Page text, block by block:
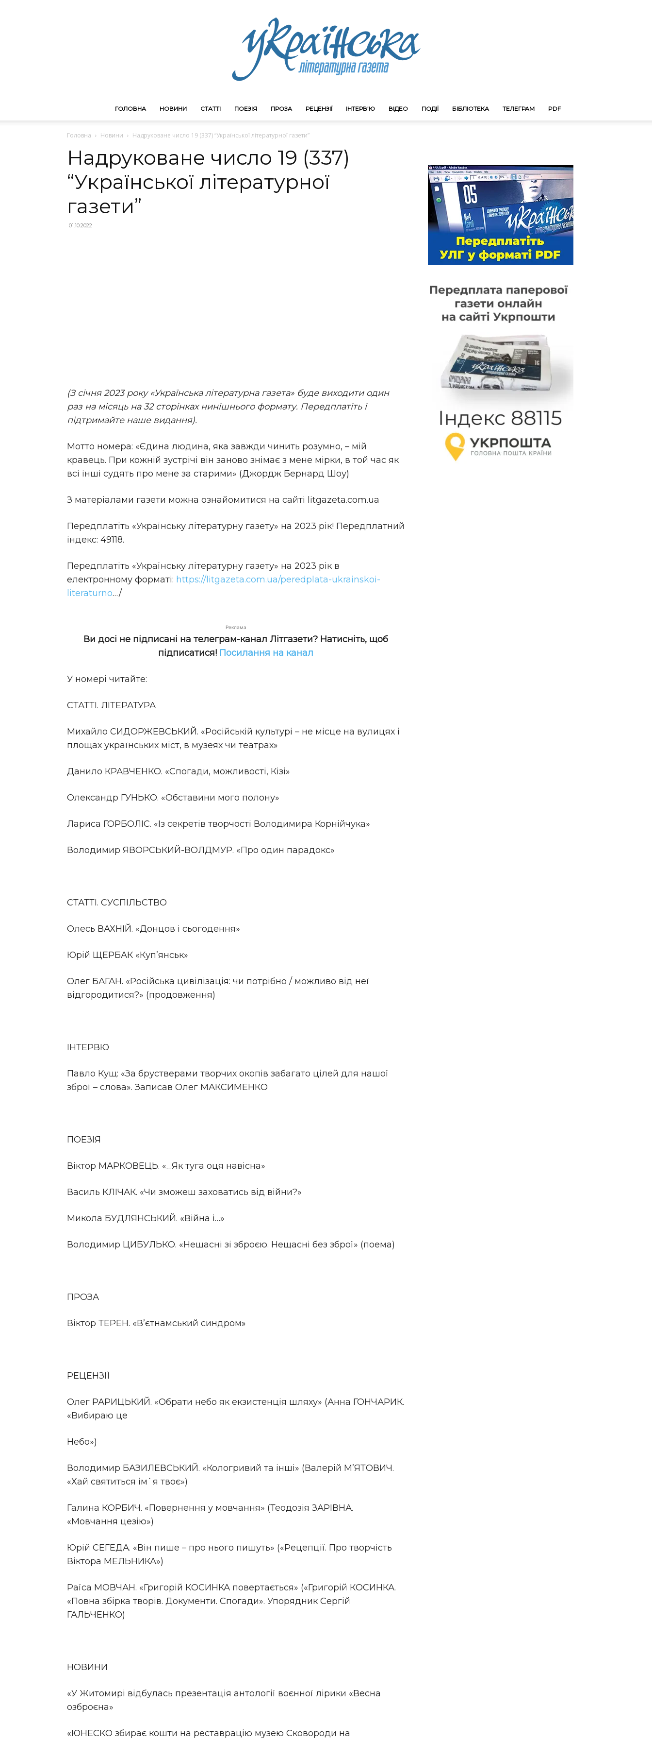
ГОЛОВНА НОВИНИ СТАТТІ ПОЕЗІЯ ПРОЗА РЕЦЕНЗІЇ ІНТЕРВ’Ю ВІДЕО ПОДІЇ БІБЛІОТЕКА ТЕЛЕГРАМ PDF
Головна Новини Надруковане число 19 (337) “Української літературної газети”
Надруковане число 19 (337)
“Української літературної
газети”
01.10.2022
(З січня 2023 року «Українська літературна газета» буде виходити один
раз на місяць на 32 сторінках нинішнього формату. Передплатіть і
підтримайте наше видання).
Мотто номера: «Єдина людина, яка завжди чинить розумно, – мій
кравець. При кожній зустрічі він заново знімає з мене мірки, в той час як
всі інші судять про мене за старими» (Джордж Бернард Шоу)
З матеріалами газети можна ознайомитися на сайті litgazeta.com.ua
Передплатіть «Українську літературну газету» на 2023 рік! Передплатний
індекс: 49118.
Передплатіть «Українську літературну газету» на 2023 рік в
електронному форматі: https://litgazeta.com.ua/peredplata-ukrainskoi-
literaturno…/
Реклама
Ви досі не підписані на телеграм-канал Літгазети? Натисніть, щоб
підписатися! Посилання на канал
У номері читайте:
СТАТТІ. ЛІТЕРАТУРА
Михайло СИДОРЖЕВСЬКИЙ. «Російській культурі – не місце на вулицях і
площах українських міст, в музеях чи театрах»
Данило КРАВЧЕНКО. «Спогади, можливості, Кізі»
Олександр ГУНЬКО. «Обставини мого полону»
Лариса ГОРБОЛІС. «Із секретів творчості Володимира Корнійчука»
Володимир ЯВОРСЬКИЙ-ВОЛДМУР. «Про один парадокс»
СТАТТІ. СУСПІЛЬСТВО
Олесь ВАХНІЙ. «Донцов і сьогодення»
Юрій ЩЕРБАК «Куп’янськ»
Олег БАГАН. «Російська цивілізація: чи потрібно / можливо від неї
відгородитися?» (продовження)
ІНТЕРВЮ
Павло Кущ: «За брустверами творчих окопів забагато цілей для нашої
зброї – слова». Записав Олег МАКСИМЕНКО
ПОЕЗІЯ
Віктор МАРКОВЕЦЬ. «…Як туга оця навісна»
Василь КЛІЧАК. «Чи зможеш заховатись від війни?»
Микола БУДЛЯНСЬКИЙ. «Війна і…»
Володимир ЦИБУЛЬКО. «Нещасні зі зброєю. Нещасні без зброї» (поема)
ПРОЗА
Віктор ТЕРЕН. «В’єтнамський синдром»
РЕЦЕНЗІЇ
Олег РАРИЦЬКИЙ. «Обрати небо як екзистенція шляху» (Анна ГОНЧАРИК.
«Вибираю це
Небо»)
Володимир БАЗИЛЕВСЬКИЙ. «Кологривий та інші» (Валерій М’ЯТОВИЧ.
«Хай святиться ім`я твоє»)
Галина КОРБИЧ. «Повернення у мовчання» (Теодозія ЗАРІВНА.
«Мовчання цезію»)
Юрій СЕГЕДА. «Він пише – про нього пишуть» («Рецепції. Про творчість
Віктора МЕЛЬНИКА»)
Раїса МОВЧАН. «Григорій КОСИНКА повертається» («Григорій КОСИНКА.
«Повна збірка творів. Документи. Спогади». Упорядник Сергій
ГАЛЬЧЕНКО)
НОВИНИ
«У Житомирі відбулась презентація антології воєнної лірики «Весна
озброєна»
«ЮНЕСКО збирає кошти на реставрацію музею Сковороди на